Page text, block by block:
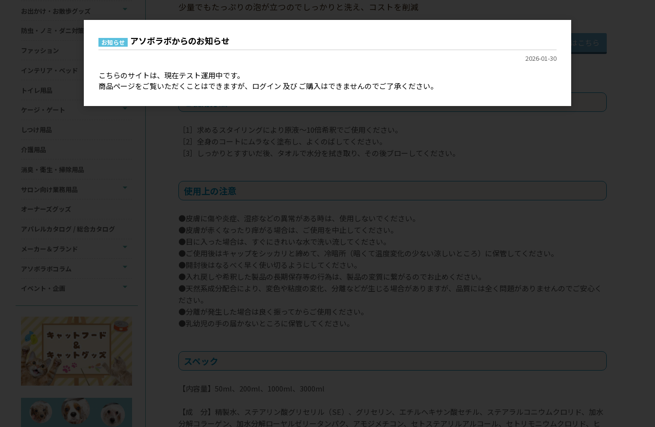
少量でもたっぷりの泡が立つのでしっかりと洗え、コストを削減
より詳しく知りたい方はこちら
［1］求めるスタイリングにより原液～10倍希釈でご使用ください。
［2］全身のコートにムラなく塗布し、よくのばしてください。
［3］しっかりとすすいだ後、タオルで水分を拭き取り、その後ブローしてください。
使用上の注意
●皮膚に傷や炎症、湿疹などの異常がある時は、使用しないでください。
●皮膚が赤くなったり痒がる場合は、ご使用を中止してください。
●目に入った場合は、すぐにきれいな水で洗い流してください。
●ご使用後はキャップをシッカリと締めて、冷暗所（暗くて温度変化の少ない涼しいところ）に保管してください。
●開封後はなるべく早く使い切るようにしてください。
●入れ戻しや希釈した製品の長期保存等の行為は、製品の変質に繋がるのでお止めください。
●天然系成分配合により、変色や粘度の変化、分離などが生じる場合がありますが、品質には全く問題がありませんのでご安心く
ださい。
●分離が発生した場合は良く振ってからご使用ください。
●乳幼児の手の届かないところに保管してください。
スペック
【内容量】50ml、200ml、1000ml、3000ml
【成 分】精製水、ステアリン酸グリセリル（SE）、グリセリン、エチルヘキサン酸セチル、ステアラルコニウムクロリド、加水
分解コラーゲン、加水分解ローヤルゼリータンパク、アモジメチコン、セトステアリルアルコール、セトリモニウムクロリド、ヒ
お出かけ・お散歩グッズ
防虫・ノミ・ダニ対策用品
ファッション
インテリア・ベッド
トイレ用品
ケージ・ゲート
しつけ用品
介護用品
消臭・衛生・掃除用品
サロン向け業務用品
オーナーズグッズ
アパレルカタログ / 総合カタログ
メーカー＆ブランド
アソボラボコラム
イベント・企画
お知らせ アソボラボからのお知らせ
2026-01-30
こちらのサイトは、現在テスト運用中です。
商品ページをご覧いただくことはできますが、ログイン 及び ご購入はできませんのでご了承ください。